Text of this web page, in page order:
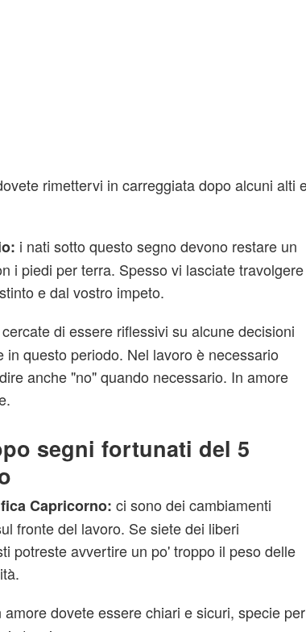
rimettervi in carreggiata dopo alcuni alti
i nati sotto questo segno devono restare un
i piedi per terra. Spesso vi lasciate travolgere
e dal vostro impeto.
cercate di essere riflessivi su alcune decisioni
in questo periodo. Nel lavoro è necessario
anche "no" quando necessario. In amore
segni fortunati del 5
Capricorno: ci sono dei cambiamenti
fronte del lavoro. Se siete dei liberi
potreste avvertire un po' troppo il peso delle
amore dovete essere chiari e sicuri, specie per